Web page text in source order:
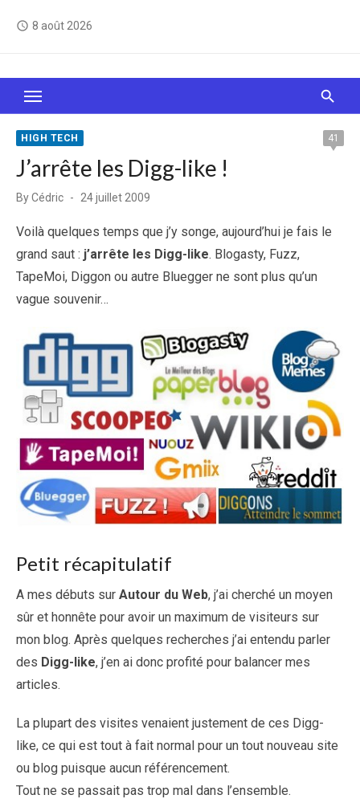
access_time 8 août 2026
Le Web, c'est comme une boîte de chocolats… On
sait jamais sur quoi on va tomber !
HIGH TECH 41
J’arrête les Digg-like !
ByCédric
Posted
24 juillet 2009
Voilà quelques temps que j’y songe, aujourd’hui je fais le
grand saut : j’arrête les Digg-like. Blogasty, Fuzz,
TapeMoi, Diggon ou autre Bluegger ne sont plus qu’un
vague souvenir…
Petit récapitulatif
A mes débuts sur Autour du Web, j’ai cherché un moyen
sûr et honnête pour avoir un maximum de visiteurs sur
mon blog. Après quelques recherches j’ai entendu parler
des Digg-like, j’en ai donc profité pour balancer mes
articles.
La plupart des visites venaient justement de ces Digg-
like, ce qui est tout à fait normal pour un tout nouveau site
ou blog puisque aucun référencement.
Tout ne se passait pas trop mal dans l’ensemble.